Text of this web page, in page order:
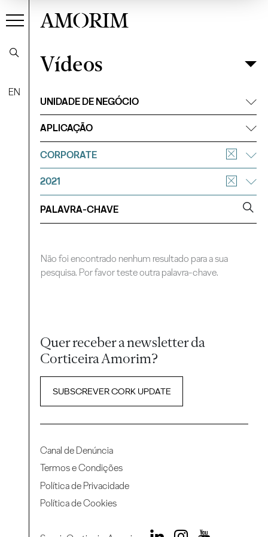
EN
AMORIM
VídeosFiltrar
Vídeos
UNIDADE DE NEGÓCIO
APLICAÇÃO
CORPORATE
2021
Não foi encontrado nenhum resultado para a sua
pesquisa. Por favor teste outra palavra-chave.
Quer receber a newsletter da
Corticeira Amorim?
SUBSCREVER CORK UPDATE
Canal de Denúncia
Termos e Condições
Política de Privacidade
Política de Cookies